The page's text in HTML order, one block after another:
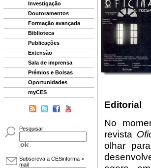
Investigação
Doutoramentos
Formação avançada
Biblioteca
Publicações
Extensão
Sala de imprensa
Prémios e Bolsas
Oportunidades
myCES
Pesquisar
Subscreva a CESinforma >
mail